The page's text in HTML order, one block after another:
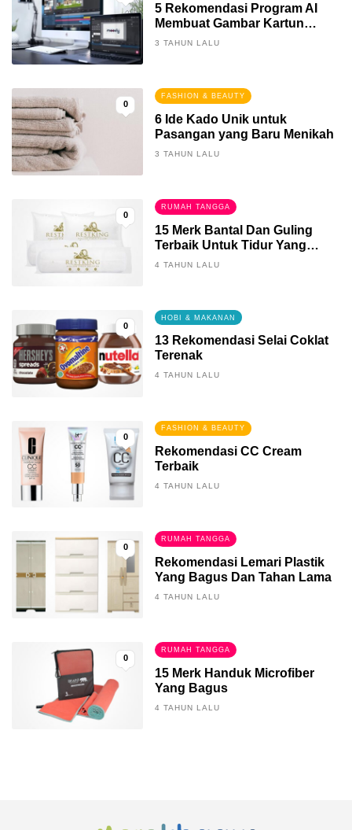
5 Rekomendasi Program AI
Membuat Gambar Kartun
Keren
3 TAHUN LALU
0
FASHION & BEAUTY
6 Ide Kado Unik untuk
Pasangan yang Baru Menikah
3 TAHUN LALU
0
RUMAH TANGGA
15 Merk Bantal Dan Guling
Terbaik Untuk Tidur Yang
Berkualitas
4 TAHUN LALU
0
HOBI & MAKANAN
13 Rekomendasi Selai Coklat
Terenak
4 TAHUN LALU
0
FASHION & BEAUTY
Rekomendasi CC Cream
Terbaik
4 TAHUN LALU
0
RUMAH TANGGA
Rekomendasi Lemari Plastik
Yang Bagus Dan Tahan Lama
4 TAHUN LALU
0
RUMAH TANGGA
15 Merk Handuk Microfiber
Yang Bagus
4 TAHUN LALU